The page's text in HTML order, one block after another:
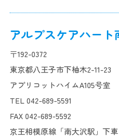
アルプスケアハート
〒192-0372
東京都八王子市下柚木2-11-23
アプリコットハイムA105号室
TEL 042-689-5591
FAX 042-689-5592
京王相模原線「南大沢駅」下